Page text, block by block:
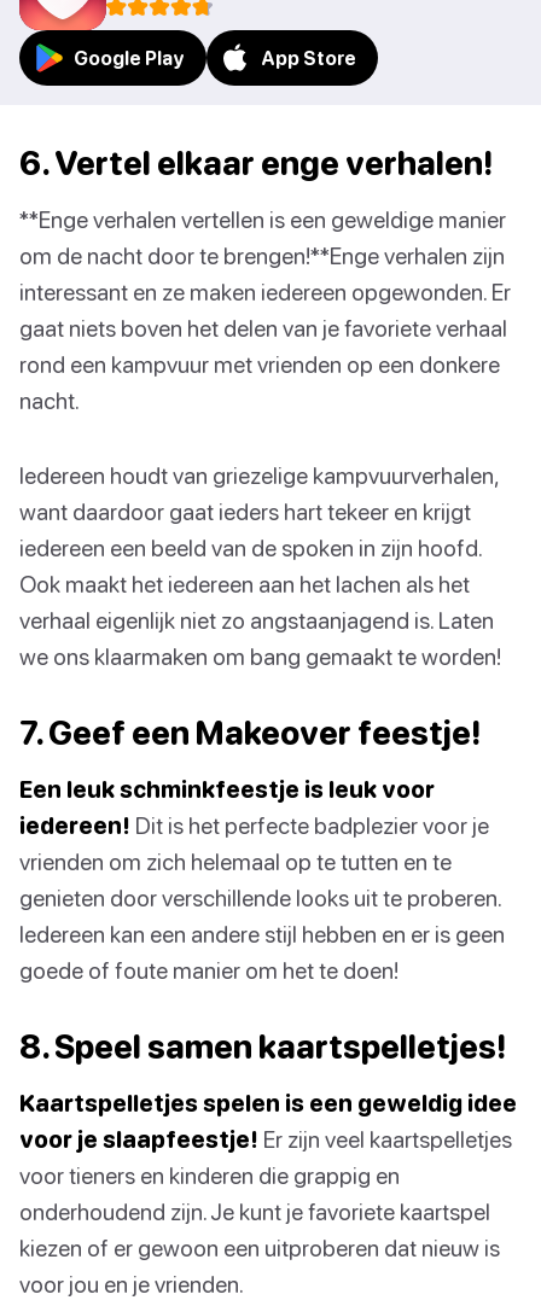
Google Play App Store
6. Vertel elkaar enge verhalen!
**Enge verhalen vertellen is een geweldige manier
om de nacht door te brengen!**Enge verhalen zijn
interessant en ze maken iedereen opgewonden. Er
gaat niets boven het delen van je favoriete verhaal
rond een kampvuur met vrienden op een donkere
nacht.
Iedereen houdt van griezelige kampvuurverhalen,
want daardoor gaat ieders hart tekeer en krijgt
iedereen een beeld van de spoken in zijn hoofd.
Ook maakt het iedereen aan het lachen als het
verhaal eigenlijk niet zo angstaanjagend is. Laten
we ons klaarmaken om bang gemaakt te worden!
7. Geef een Makeover feestje!
Een leuk schminkfeestje is leuk voor
iedereen! Dit is het perfecte badplezier voor je
vrienden om zich helemaal op te tutten en te
genieten door verschillende looks uit te proberen.
Iedereen kan een andere stijl hebben en er is geen
goede of foute manier om het te doen!
8. Speel samen kaartspelletjes!
Kaartspelletjes spelen is een geweldig idee
voor je slaapfeestje! Er zijn veel kaartspelletjes
voor tieners en kinderen die grappig en
onderhoudend zijn. Je kunt je favoriete kaartspel
kiezen of er gewoon een uitproberen dat nieuw is
voor jou en je vrienden.